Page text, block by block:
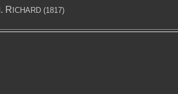
R ICHARD (1817)